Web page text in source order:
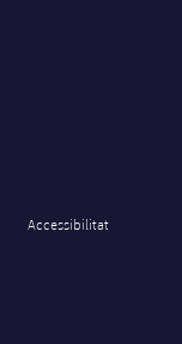
Accessibilitat